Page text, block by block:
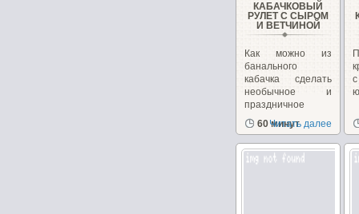
КАБАЧКОВЫЙ
РУЛЕТ С СЫРОМ
И ВЕТЧИНОЙ
Как можно из
банального
кабачка сделать
необычное и
праздничное
блюдо. Взяв...
60 минут
Читать далее